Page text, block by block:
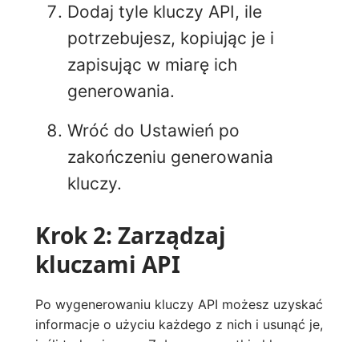
Dodaj tyle kluczy API, ile
potrzebujesz, kopiując je i
zapisując w miarę ich
generowania.
Wróć do Ustawień po
zakończeniu generowania
kluczy.
Krok 2: Zarządzaj
kluczami API
Po wygenerowaniu kluczy API możesz uzyskać
informacje o użyciu każdego z nich i usunąć je,